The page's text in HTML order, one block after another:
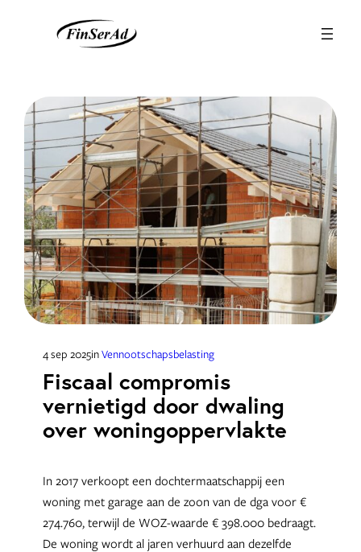
4 sep 2025inVennootschapsbelasting
Fiscaal compromis
vernietigd door dwaling
over woningoppervlakte
In 2017 verkoopt een dochtermaatschappij een
woning met garage aan de zoon van de dga voor €
274.760, terwijl de WOZ-waarde € 398.000 bedraagt.
De woning wordt al jaren verhuurd aan dezelfde